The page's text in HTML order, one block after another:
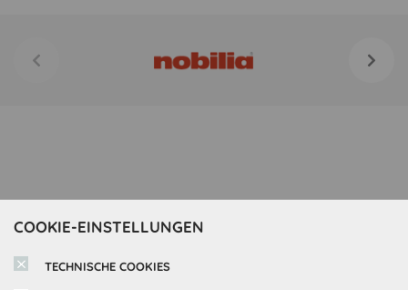
COOKIE-EINSTELLUNGEN
TECHNISCHE COOKIES